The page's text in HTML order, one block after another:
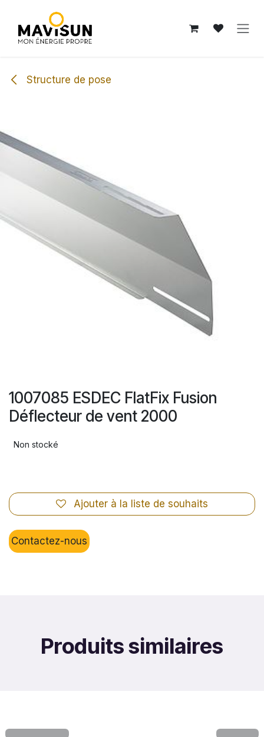
Structure de pose
1007085 ESDEC FlatFix Fusion
Déflecteur de vent 2000
Non stocké
Ajouter à la liste de souhaits
Contactez-nous
Produits similaires